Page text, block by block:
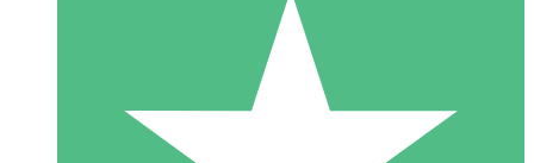
Individuella Kreditpaket
Betala per användning med nedladdningskrediter. Inget